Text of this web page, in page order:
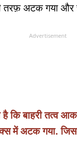
तरफ़ अटक गया
Advertisement
कि बाहरी तत्व
में अटक गया.